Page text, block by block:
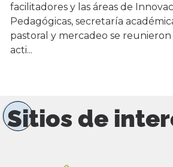
facilitadores y las áreas de
Pedagógicas, secretaría
pastoral y mercadeo se reunieron
acti...
Sitios de